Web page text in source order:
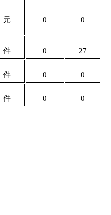
元 0 0
件 0 27
件 0 0
件 0 0